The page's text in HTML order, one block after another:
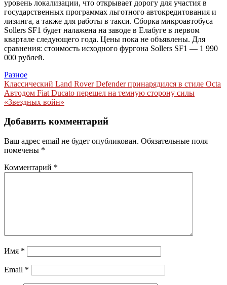
уровень локализации, что открывает дорогу для участия в
государственных программах льготного автокредитования и
лизинга, а также для работы в такси. Сборка микроавтобуса
Sollers SF1 будет налажена на заводе в Елабуге в первом
квартале следующего года. Цены пока не объявлены. Для
сравнения: стоимость исходного фургона Sollers SF1 — 1 990
000 рублей.
Разное
Навигация
по
Классический Land Rover Defender принарядился в стиле Octa
Автодом Fiat Ducato перешел на темную сторону силы
«Звездных войн»
Добавить комментарий
Ваш адрес email не будет опубликован. Обязательные поля
помечены *
Комментарий *
Имя *
Email *